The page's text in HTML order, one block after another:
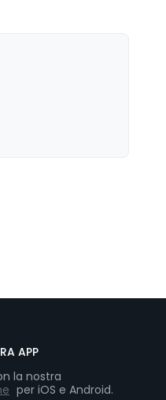
APP
la nostra
per iOS e Android.